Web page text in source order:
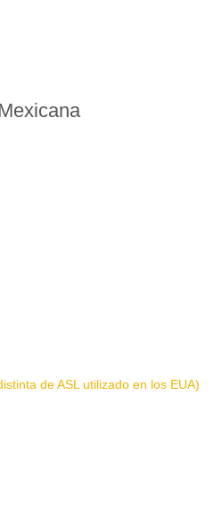
de ASL utilizado en los EUA)